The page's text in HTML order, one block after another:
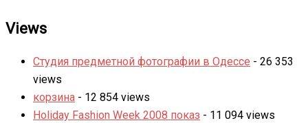
Views
Студия предметной фотографии в Одессе - 26 353
views
корзина - 12 854 views
Holiday Fashion Week 2008 показ - 11 094 views